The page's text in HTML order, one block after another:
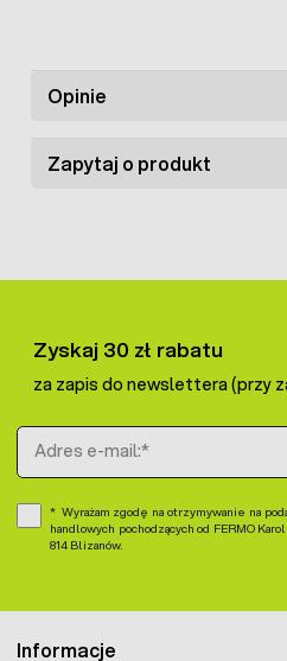
Opinie
Zapytaj o produkt
Informacje
Zyskaj 30 zł rabatu
za zapis do newslettera (przy
Adres e-mail
Wyrażam zgodę na otrzymywanie na
handlowych pochodzących od FERMO
814 Blizanów.